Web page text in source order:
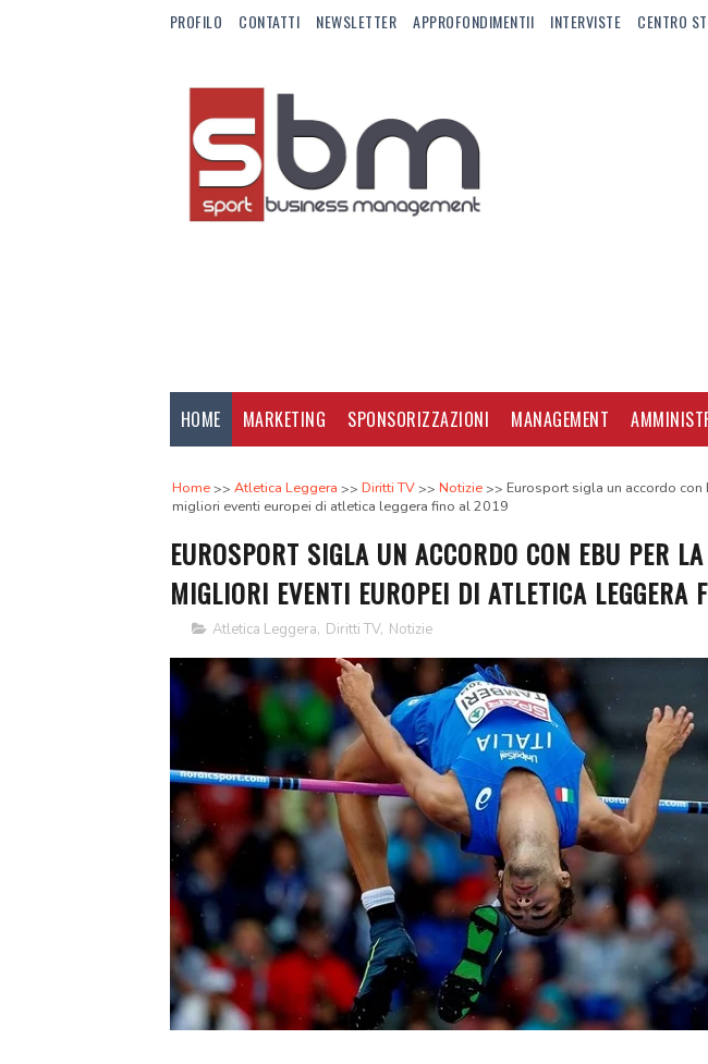
PROFILO CONTATTI NEWSLETTER APPROFONDIMENTII INTERVISTE CENTRO
HOME MARKETING SPONSORIZZAZIONI MANAGEMENT
Home Atletica Leggera Diritti TV Notizie
Eurosport sigla un accordo
migliori eventi europei di atletica leggera fino al 2019
EUROSPORT SIGLA UN ACCORDO CON EBU PER
MIGLIORI EVENTI EUROPEI DI ATLETICA LEGGERA
Atletica Leggera, Diritti TV, Notizie